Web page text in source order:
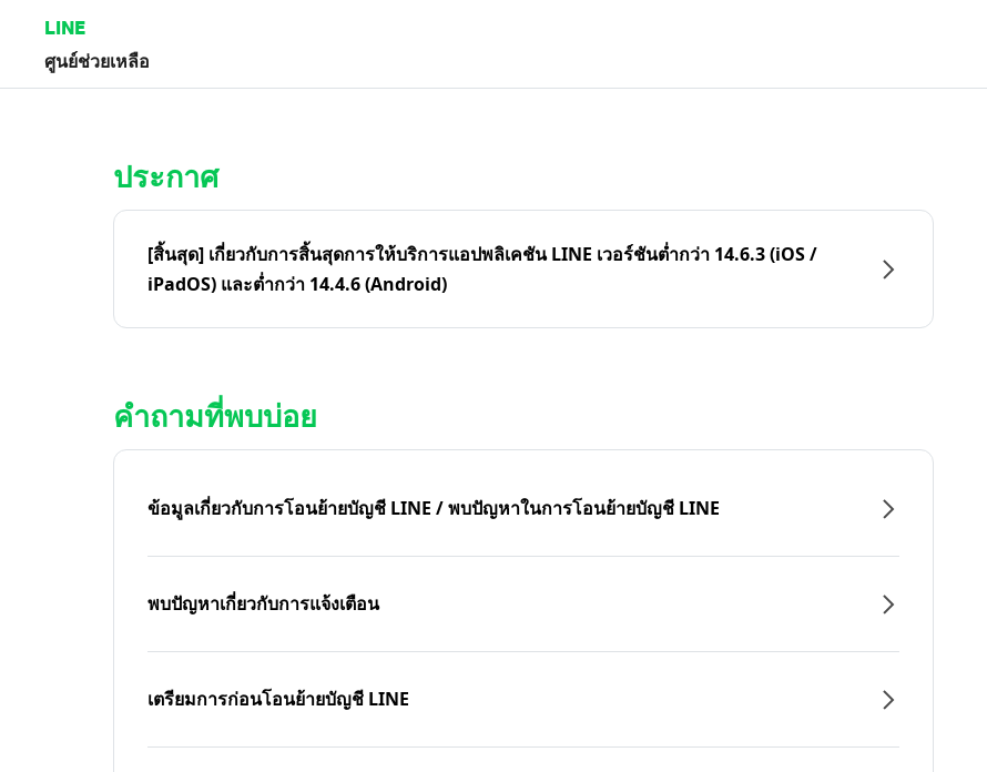
LINE
ศูนย์ช่วยเหลือ
ประกาศ
[สิ้นสุด] เกี่ยวกับการสิ้นสุดการให้บริการแอปพลิเคชัน LINE เวอร์ชันต่ำกว่า 14.6.3 (iOS /
iPadOS) และต่ำกว่า 14.4.6 (Android)
คำถามที่พบบ่อย
ข้อมูลเกี่ยวกับการโอนย้ายบัญชี LINE / พบปัญหาในการโอนย้ายบัญชี LINE
พบปัญหาเกี่ยวกับการแจ้งเตือน
เตรียมการก่อนโอนย้ายบัญชี LINE